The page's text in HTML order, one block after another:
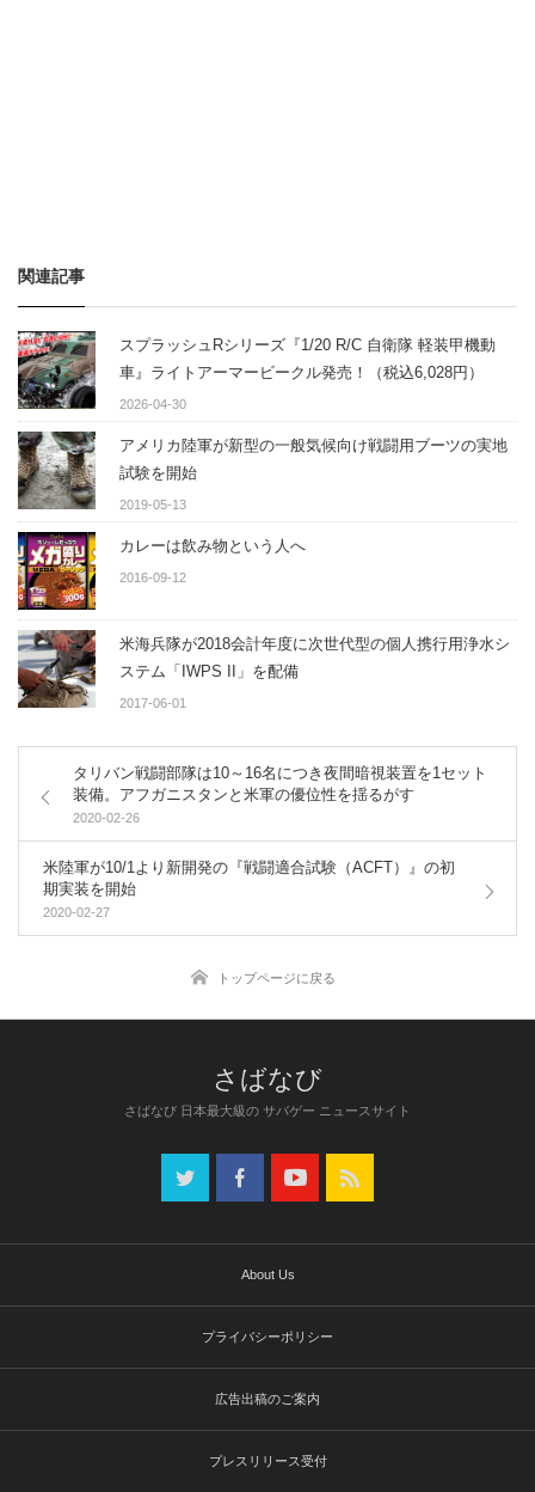
関連記事
スプラッシュRシリーズ『1/20 R/C 自衛隊 軽装甲機動
車』ライトアーマービークル発売！（税込6,028円）
2026-04-30
アメリカ陸軍が新型の一般気候向け戦闘用ブーツの実地
試験を開始
2019-05-13
カレーは飲み物という人へ
2016-09-12
米海兵隊が2018会計年度に次世代型の個人携行用浄水シ
ステム「IWPS II」を配備
2017-06-01
タリバン戦闘部隊は10～16名につき夜間暗視装置を1セット
装備。アフガニスタンと米軍の優位性を揺るがす
2020-02-26
米陸軍が10/1より新開発の『戦闘適合試験（ACFT）』の初
期実装を開始
2020-02-27
トップページに戻る
さばなび 日本最大級の サバゲー ニュースサイト
About Us
プライバシーポリシー
広告出稿のご案内
プレスリリース受付